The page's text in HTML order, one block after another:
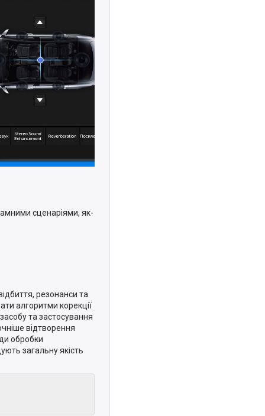
сценаріями, як-
резонанси та
алгоритми корекції
та застосування
відтворення
обробки
загальну якість